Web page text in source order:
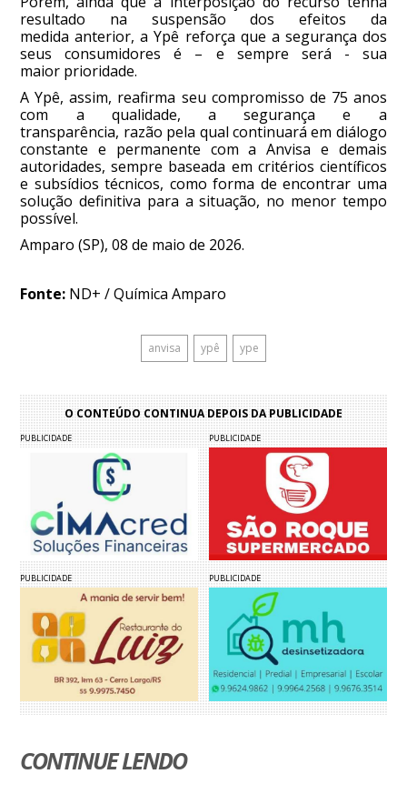
resultado na suspensão dos efeitos da
medida anterior, a Ypê reforça que a segurança dos
seus consumidores é – e sempre será - sua
maior prioridade.
A Ypê, assim, reafirma seu compromisso de 75 anos
com a qualidade, a segurança e a
transparência, razão pela qual continuará em diálogo
constante e permanente com a Anvisa e demais
autoridades, sempre baseada em critérios científicos
e subsídios técnicos, como forma de encontrar uma
solução definitiva para a situação, no menor tempo
possível.
Amparo (SP), 08 de maio de 2026.
Fonte: ND+ / Química Amparo
anvisa ypê ype
O CONTEÚDO CONTINUA DEPOIS DA PUBLICIDADE
PUBLICIDADE PUBLICIDADE
PUBLICIDADE PUBLICIDADE
CONTINUE LENDO